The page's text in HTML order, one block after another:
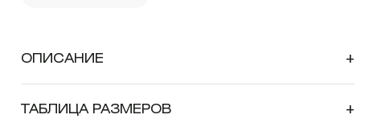
ОПИСАНИЕ +
ТАБЛИЦА РАЗМЕРОВ +